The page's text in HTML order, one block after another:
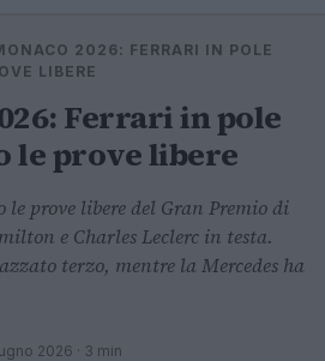
⌕
2026: FERRARI IN POLE
LIBERE
Ferrari in pole
le prove libere
prove libere del Gran Premio di
e Charles Leclerc in testa.
terzo, mentre la Mercedes ha
2026 · 3 min